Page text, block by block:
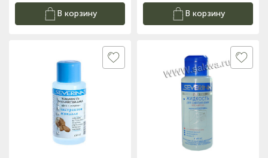
В корзину В корзину